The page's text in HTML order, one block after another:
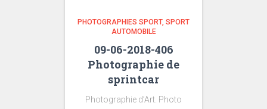
PHOTOGRAPHIES SPORT SPORT
AUTOMOBILE
09-06-2018-406
Photographie de
sprintcar
Photographie d’Art. Photo